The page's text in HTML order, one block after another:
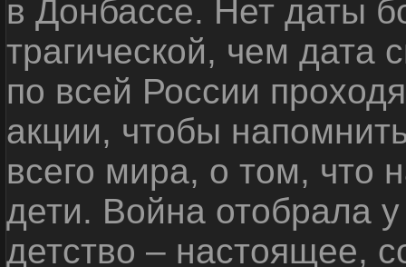
в Донбассе. Нет даты
трагической, чем дата
по всей России
акции, чтобы
всего мира, о том, что
дети. Война отобрала
детство – настоящее,